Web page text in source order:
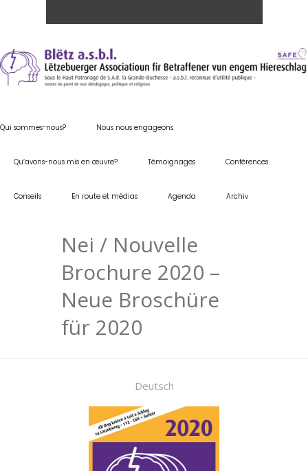
Qui sommes-nous? Nous nous engageons
Qu’avons-nous mis en œuvre? Témoignages Conférences
Conseils En route et médias Agenda Archiv
Nei / Nouvelle
Brochure 2020 –
Neue Broschüre
für 2020
Deutsch